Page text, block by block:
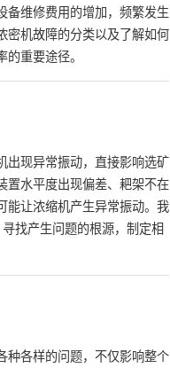
备维修费用的增加，频繁发生
密机故障的分类以及了解如何
重要途径。
出现异常振动，直接影响选矿
置水平度出现偏差、耙架不在
能让浓缩机产生异常振动。我
找产生问题的根源，制定相
种各样的问题，不仅影响整个